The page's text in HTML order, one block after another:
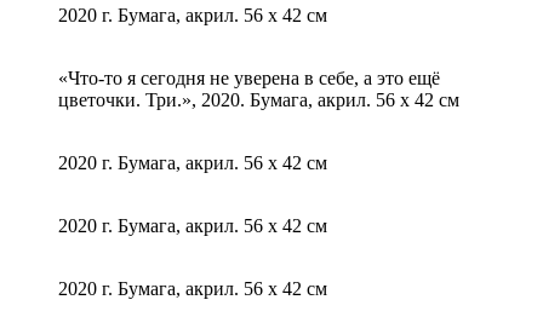
2020 г. Бумага, акрил. 56 х 42 см
«Что-то я сегодня не уверена в себе, а это ещё
цветочки. Три.», 2020. Бумага, акрил. 56 х 42 см
2020 г. Бумага, акрил. 56 х 42 см
2020 г. Бумага, акрил. 56 х 42 см
2020 г. Бумага, акрил. 56 х 42 см